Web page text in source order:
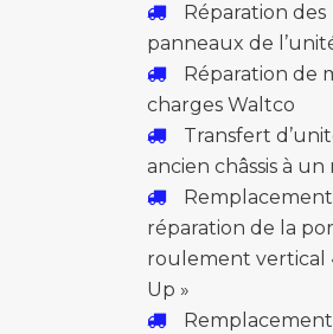
Réparation des
panneaux de
Réparation de
charges Waltco
Transfert
ancien châssis à
réparation de la
roulement vertical
Up »